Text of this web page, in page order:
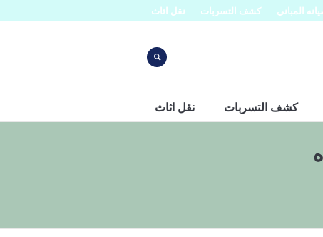
المباني كشف التسربات نقل اثاث
كشف التسربات نقل اثاث